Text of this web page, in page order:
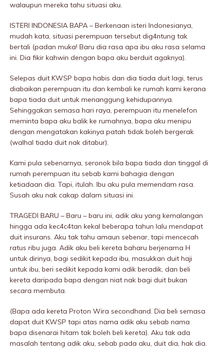
walaupun mereka tahu situasi aku.
ISTERI INDONESIA BAPA – Berkenaan isteri Indonesianya,
mudah kata, situasi perempuan tersebut dig4ntung tak
bertali (padan muka! Baru dia rasa apa ibu aku rasa selama
ini. Dia fikir kahwin dengan bapa aku berduit agaknya).
Selepas duit KWSP bapa habis dan dia tiada duit lagi, terus
diabaikan perempuan itu dan kembali ke rumah kami kerana
bapa tiada duit untuk menanggung kehidupannya.
Sehinggakan semasa hari raya, perempuan itu menelefon
meminta bapa aku balik ke rumahnya, bapa aku menipu
dengan mengatakan kakinya patah tidak boleh bergerak
(walhal tiada duit nak ditabur).
Kami pula sebenarnya, seronok bila bapa tiada dan tinggal di
rumah perempuan itu sebab kami bahagia dengan
ketiadaan dia. Tapi, itulah. Ibu aku pula memendam rasa.
Susah aku nak cakap dalam situasi ini.
TRAGEDI BARU – Baru – baru ini, adik aku yang kemaIangan
hingga ada kec4c4tan kekal beberapa tahun lalu mendapat
duit insurans. Aku tak tahu amaun sebenar, tapi mencecah
ratus ribu juga. Adik aku beli kereta baharu berjenama H
untuk dirinya, bagi sedikit kepada ibu, masukkan duit haji
untuk ibu, beri sedikit kepada kami adik beradik, dan beli
kereta daripada bapa dengan niat nak bagi duit bukan
secara membuta.
(Bapa ada kereta Proton Wira secondhand. Dia beli semasa
dapat duit KWSP tapi atas nama adik aku sebab nama
bapa disenarai hitam tak boleh beli kereta). Aku tak ada
masalah tentang adik aku, sebab pada aku, duit dia, hak dia.